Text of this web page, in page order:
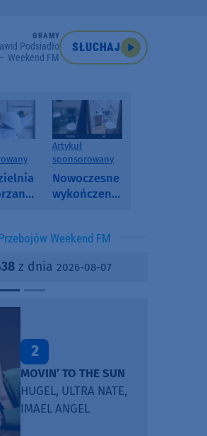
GRAMY
Podsiadło
Weekend FM
SŁUCHAJ
o
Artykuł
sponsorowany
Nowoczesne
wykończenia
SPC, WPC i
kamienny
Weekend FM
z dnia 2026-08-07
2
MOVIN’ TO THE SUN
HUGEL, ULTRA NATE,
IMAEL ANGEL